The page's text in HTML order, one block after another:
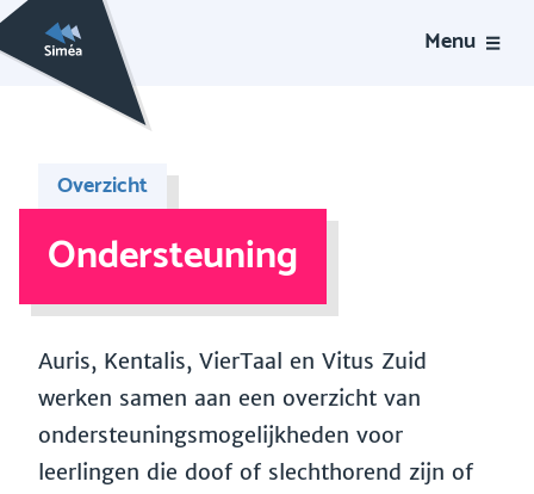
Menu
Overzicht
Ondersteuning
Auris, Kentalis, VierTaal en Vitus Zuid
werken samen aan een overzicht van
ondersteuningsmogelijkheden voor
leerlingen die doof of slechthorend zijn of